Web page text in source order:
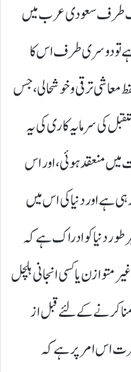
ایک طرف سعودی عرب میں
ہے تو دوسری طرف اس کا
معاشی ترقی و خوشحالی ،جس
کی سرمایہ کاری کی یہ
منعقد ہوئی ، اور اس
ہے اور دنیا کی اس میں
دنیا کو ادراک ہے کہ
یا کسی انجانی ہلچل
کرنے کے لئے قبل از
اس امر پر ہے کہ